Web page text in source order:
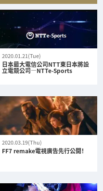
2020.01.21(Tue)
日本最大電信公司NTT東日本將設
立電競公司—NTTe-Sports
2020.03.19(Thu)
FF7 remake電視廣告先行公開！